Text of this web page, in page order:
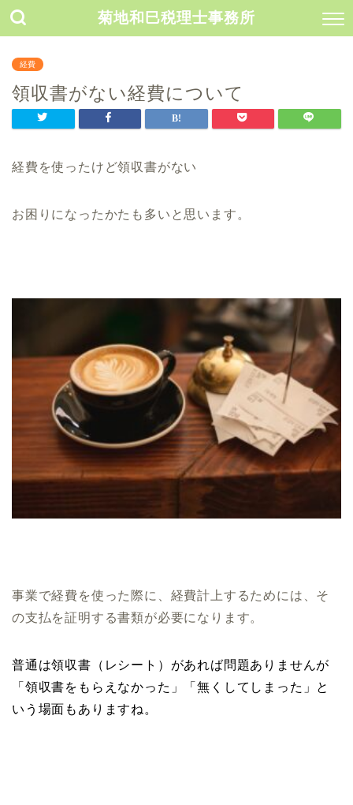
菊地和巳税理士事務所
経費
領収書がない経費について
経費を使ったけど領収書がない
お困りになったかたも多いと思います。
事業で経費を使った際に、経費計上するためには、そ
の支払を証明する書類が必要になります。
普通は領収書（レシート）があれば問題ありませんが
「領収書をもらえなかった」「無くしてしまった」と
いう場面もありますね。